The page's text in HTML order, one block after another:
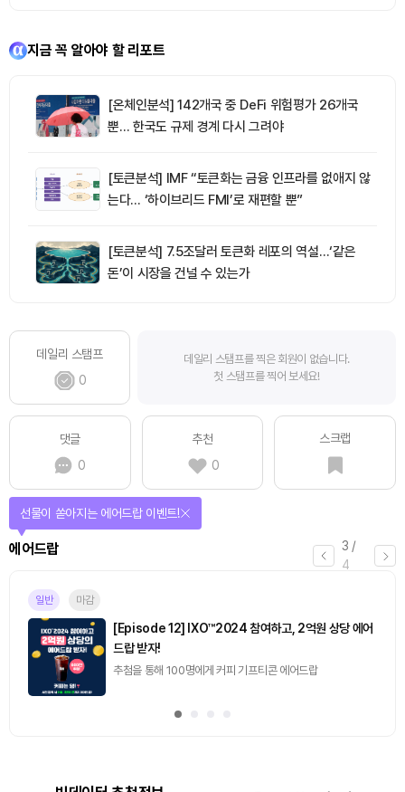
지금 꼭 알아야 할 리포트
[온체인분석] 142개국 중 DeFi 위험평가 26개국
뿐… 한국도 규제 경계 다시 그려야
[토큰분석] IMF “토큰화는 금융 인프라를 없애지 않
는다… ‘하이브리드 FMI’로 재편할 뿐”
[토큰분석] 7.5조달러 토큰화 레포의 역설…‘같은
돈’이 시장을 건널 수 있는가
데일리 스탬프
0
데일리 스탬프를 찍은 회원이 없습니다.
첫 스탬프를 찍어 보세요!
댓글
0
추천
0
스크랩
3 /
4
에어드랍
선물이 쏟아지는 에어드랍 이벤트!
일반 마감
[Episode 12] IXO™2024 참여하고, 2억원 상당 에어
드랍 받자!
추첨을 통해 100명에게 커피 기프티콘 에어드랍